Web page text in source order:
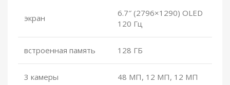
экран
6.7″ (2796×1290) OLED
120 Гц
встроенная память 128 ГБ
3 камеры 48 МП, 12 МП, 12 МП